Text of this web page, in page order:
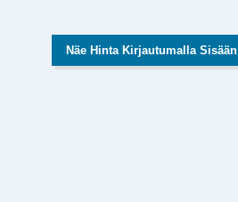
Näe Hinta Kirjautumalla Sisään